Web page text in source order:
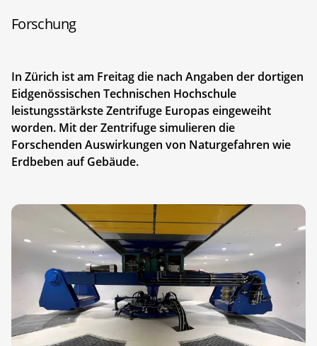
Forschung
In Zürich ist am Freitag die nach Angaben der dortigen
Eidgenössischen Technischen Hochschule
leistungsstärkste Zentrifuge Europas eingeweiht
worden. Mit der Zentrifuge simulieren die
Forschenden Auswirkungen von Naturgefahren wie
Erdbeben auf Gebäude.